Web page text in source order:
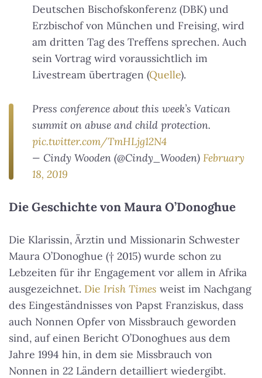
Deutschen Bischofskonferenz (DBK) und
Erzbischof von München und Freising, wird
am dritten Tag des Treffens sprechen. Auch
sein Vortrag wird voraussichtlich im
Livestream übertragen (Quelle).
Press conference about this week’s Vatican
summit on abuse and child protection.
pic.twitter.com/TmHLjg12N4
— Cindy Wooden (@Cindy_Wooden) February
18, 2019
Die Geschichte von Maura O’Donoghue
Die Klarissin, Ärztin und Missionarin Schwester
Maura O’Donoghue († 2015) wurde schon zu
Lebzeiten für ihr Engagement vor allem in Afrika
ausgezeichnet. Die Irish Times weist im Nachgang
des Eingeständnisses von Papst Franziskus, dass
auch Nonnen Opfer von Missbrauch geworden
sind, auf einen Bericht O’Donoghues aus dem
Jahre 1994 hin, in dem sie Missbrauch von
Nonnen in 22 Ländern detailliert wiedergibt.